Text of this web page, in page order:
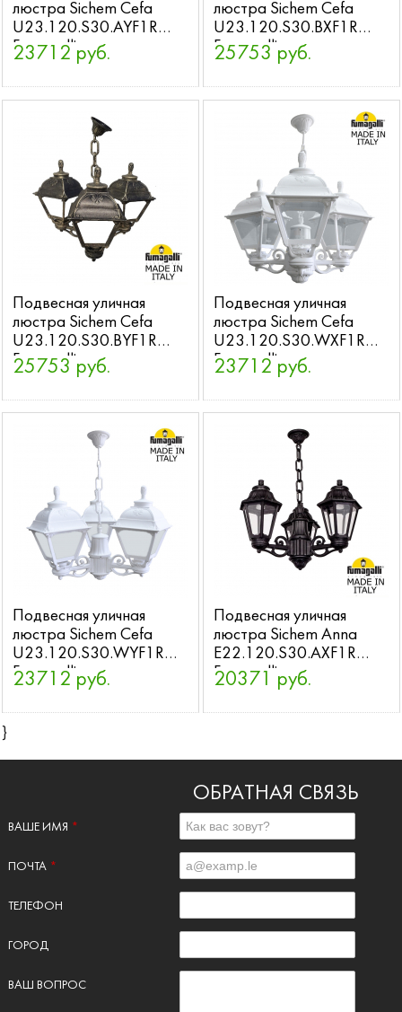
люстра Sichem Cefa
U23.120.S30.AYF1R
Fumagalli
23712 руб.
люстра Sichem Cefa
U23.120.S30.BXF1R
Fumagalli
25753 руб.
Подвесная уличная
люстра Sichem Cefa
U23.120.S30.BYF1R
Fumagalli
25753 руб.
Подвесная уличная
люстра Sichem Cefa
U23.120.S30.WXF1R
Fumagalli
23712 руб.
Подвесная уличная
люстра Sichem Cefa
U23.120.S30.WYF1R
Fumagalli
23712 руб.
Подвесная уличная
люстра Sichem Anna
E22.120.S30.AXF1R
Fumagalli
20371 руб.
}
ОБРАТНАЯ СВЯЗЬ
ВАШЕ ИМЯ *
ПОЧТА *
ТЕЛЕФОН
ГОРОД
ВАШ ВОПРОС